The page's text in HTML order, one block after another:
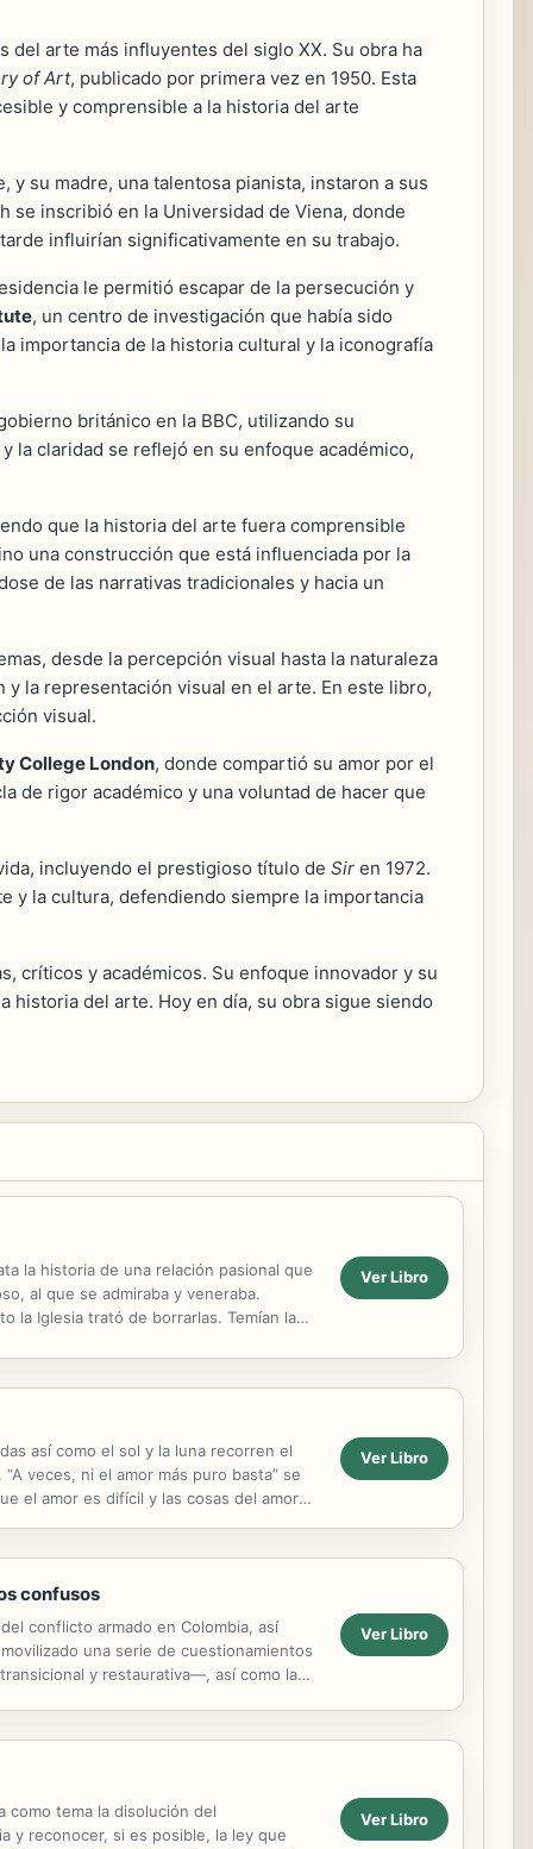
del arte más influyentes del siglo XX. Su obra ha
of Art, publicado por primera vez en 1950. Esta
y comprensible a la historia del arte
su madre, una talentosa pianista, instaron a sus
se inscribió en la Universidad de Viena, donde
influirían significativamente en su trabajo.
le permitió escapar de la persecución y
, un centro de investigación que había sido
importancia de la historia cultural y la iconografía
británico en la BBC, utilizando su
la claridad se reflejó en su enfoque académico,
que la historia del arte fuera comprensible
una construcción que está influenciada por la
de las narrativas tradicionales y hacia un
desde la percepción visual hasta la naturaleza
la representación visual en el arte. En este libro,
visual.
College London, donde compartió su amor por el
de rigor académico y una voluntad de hacer que
incluyendo el prestigioso título de Sir en 1972.
y la cultura, defendiendo siempre la importancia
críticos y académicos. Su enfoque innovador y su
historia del arte. Hoy en día, su obra sigue siendo
la historia de una relación pasional que
al que se admiraba y veneraba.
la Iglesia trató de borrarlas. Temían la
Ver Libro
así como el sol y la luna recorren el
veces, ni el amor más puro basta” se
el amor es difícil y las cosas del amor
Ver Libro
confusos
conflicto armado en Colombia, así
una serie de cuestionamientos
y restaurativa—, así como la
Ver Libro
tema la disolución del
y reconocer, si es posible, la ley que
Ver Libro